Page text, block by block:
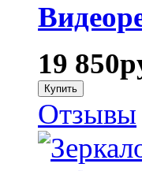
19 850
Отзывы